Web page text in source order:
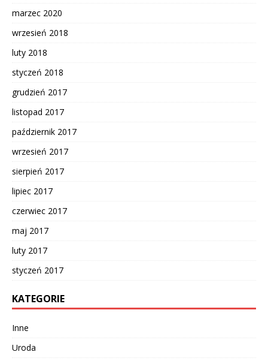
marzec 2020
wrzesień 2018
luty 2018
styczeń 2018
grudzień 2017
listopad 2017
październik 2017
wrzesień 2017
sierpień 2017
lipiec 2017
czerwiec 2017
maj 2017
luty 2017
styczeń 2017
KATEGORIE
Inne
Uroda